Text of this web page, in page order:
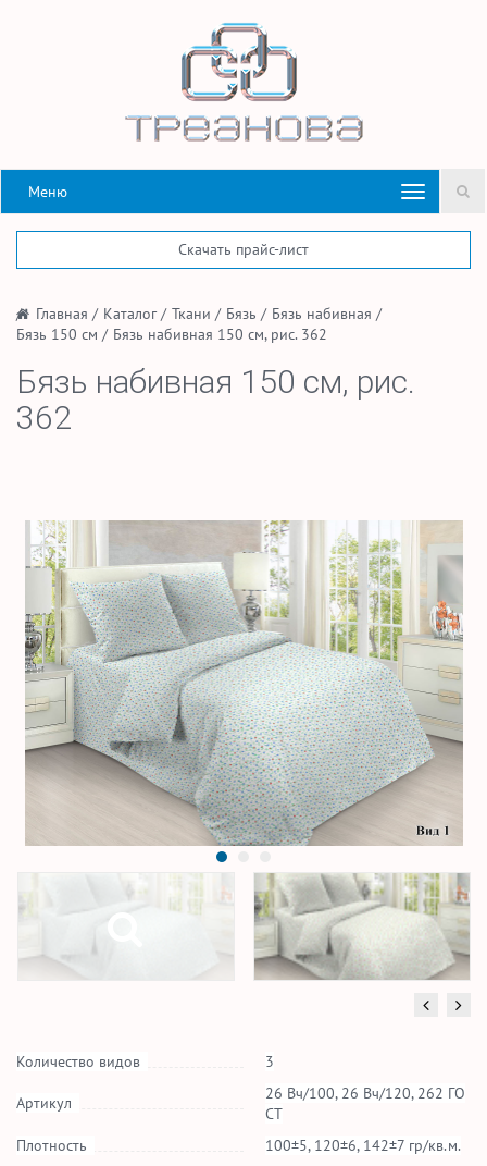
Меню
Скачать прайс-лист
/ Главная / Каталог/ Ткани / Бязь / Бязь набивная /
Бязь 150 см / Бязь набивная 150 см, рис. 362
Бязь набивная 150 см, рис.
362
Количество видов 3
Артикул
26 Вч/100, 26 Вч/120, 262 ГО
СТ
Плотность
100±5, 120±6, 142±7 гр/кв.м.